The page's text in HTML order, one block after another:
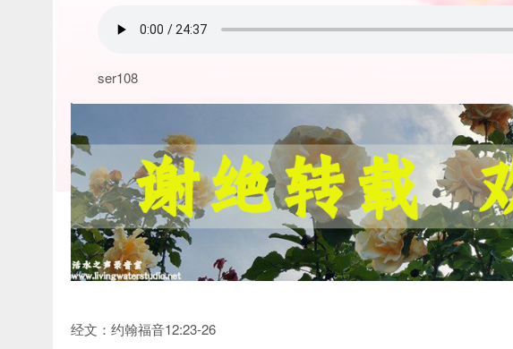
ser108
经文：约翰福音12:23-26